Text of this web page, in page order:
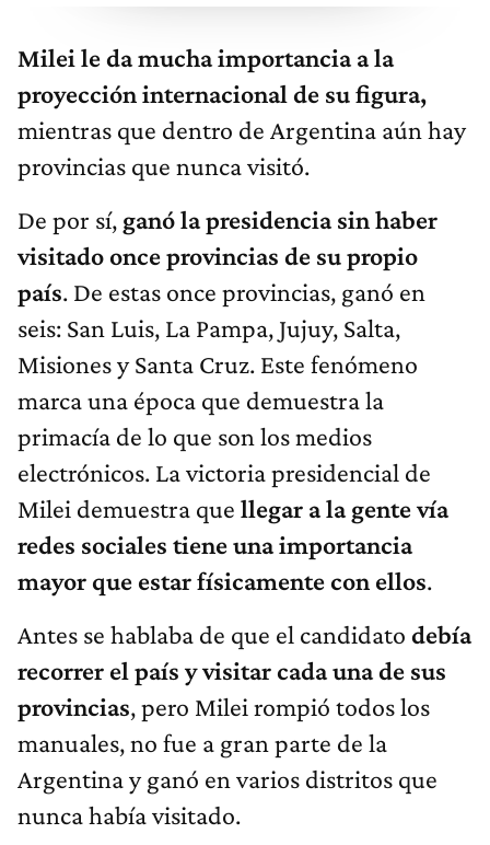
Milei le da mucha importancia a la
proyección internacional de su figura,
mientras que dentro de Argentina aún hay
provincias que nunca visitó.
De por sí, ganó la presidencia sin haber
visitado once provincias de su propio
país. De estas once provincias, ganó en
seis: San Luis, La Pampa, Jujuy, Salta,
Misiones y Santa Cruz. Este fenómeno
marca una época que demuestra la
primacía de lo que son los medios
electrónicos. La victoria presidencial de
Milei demuestra que llegar a la gente vía
redes sociales tiene una importancia
mayor que estar físicamente con ellos.
Antes se hablaba de que el candidato debía
recorrer el país y visitar cada una de sus
provincias, pero Milei rompió todos los
manuales, no fue a gran parte de la
Argentina y ganó en varios distritos que
nunca había visitado.